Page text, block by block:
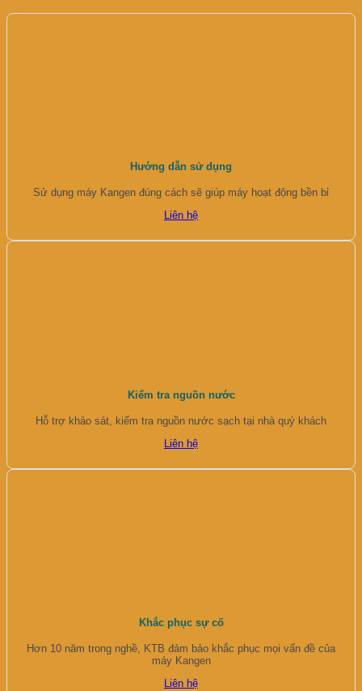
Hướng dẫn sử dụng
Sử dụng máy Kangen đúng cách sẽ giúp máy hoạt động bền bỉ
Liên hệ
Kiểm tra nguồn nước
Hỗ trợ khảo sát, kiểm tra nguồn nước sạch tại nhà quý khách
Liên hệ
Khắc phục sự cố
Hơn 10 năm trong nghề, KTB đảm bảo khắc phục mọi vấn đề của
máy Kangen
Liên hệ